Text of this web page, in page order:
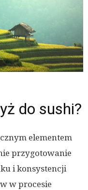
do sushi?
elementem
przygotowanie
i konsystencji
w procesie